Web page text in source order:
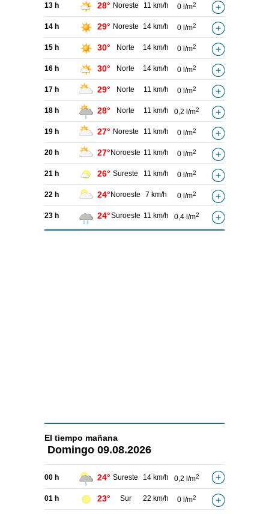
13 h 28° Noreste 11 km/h 0 l/m2
14 h 29° Noreste 14 km/h 0 l/m2
15 h 30° Norte 14 km/h 0 l/m2
16 h 30° Norte 14 km/h 0 l/m2
17 h 29° Norte 11 km/h 0 l/m2
18 h 28° Norte 11 km/h 0,2 l/m2
19 h 27° Noreste 11 km/h 0 l/m2
20 h 27° Noroeste 11 km/h 0 l/m2
21 h 26° Sureste 11 km/h 0 l/m2
22 h 24° Noroeste 7 km/h 0 l/m2
23 h 24°Suroeste 11 km/h 0,4 l/m2
El tiempo mañana
Domingo 09.08.2026
00 h 24° Sureste 14 km/h 0,2 l/m2
01 h 23° Sur 22 km/h 0 l/m2